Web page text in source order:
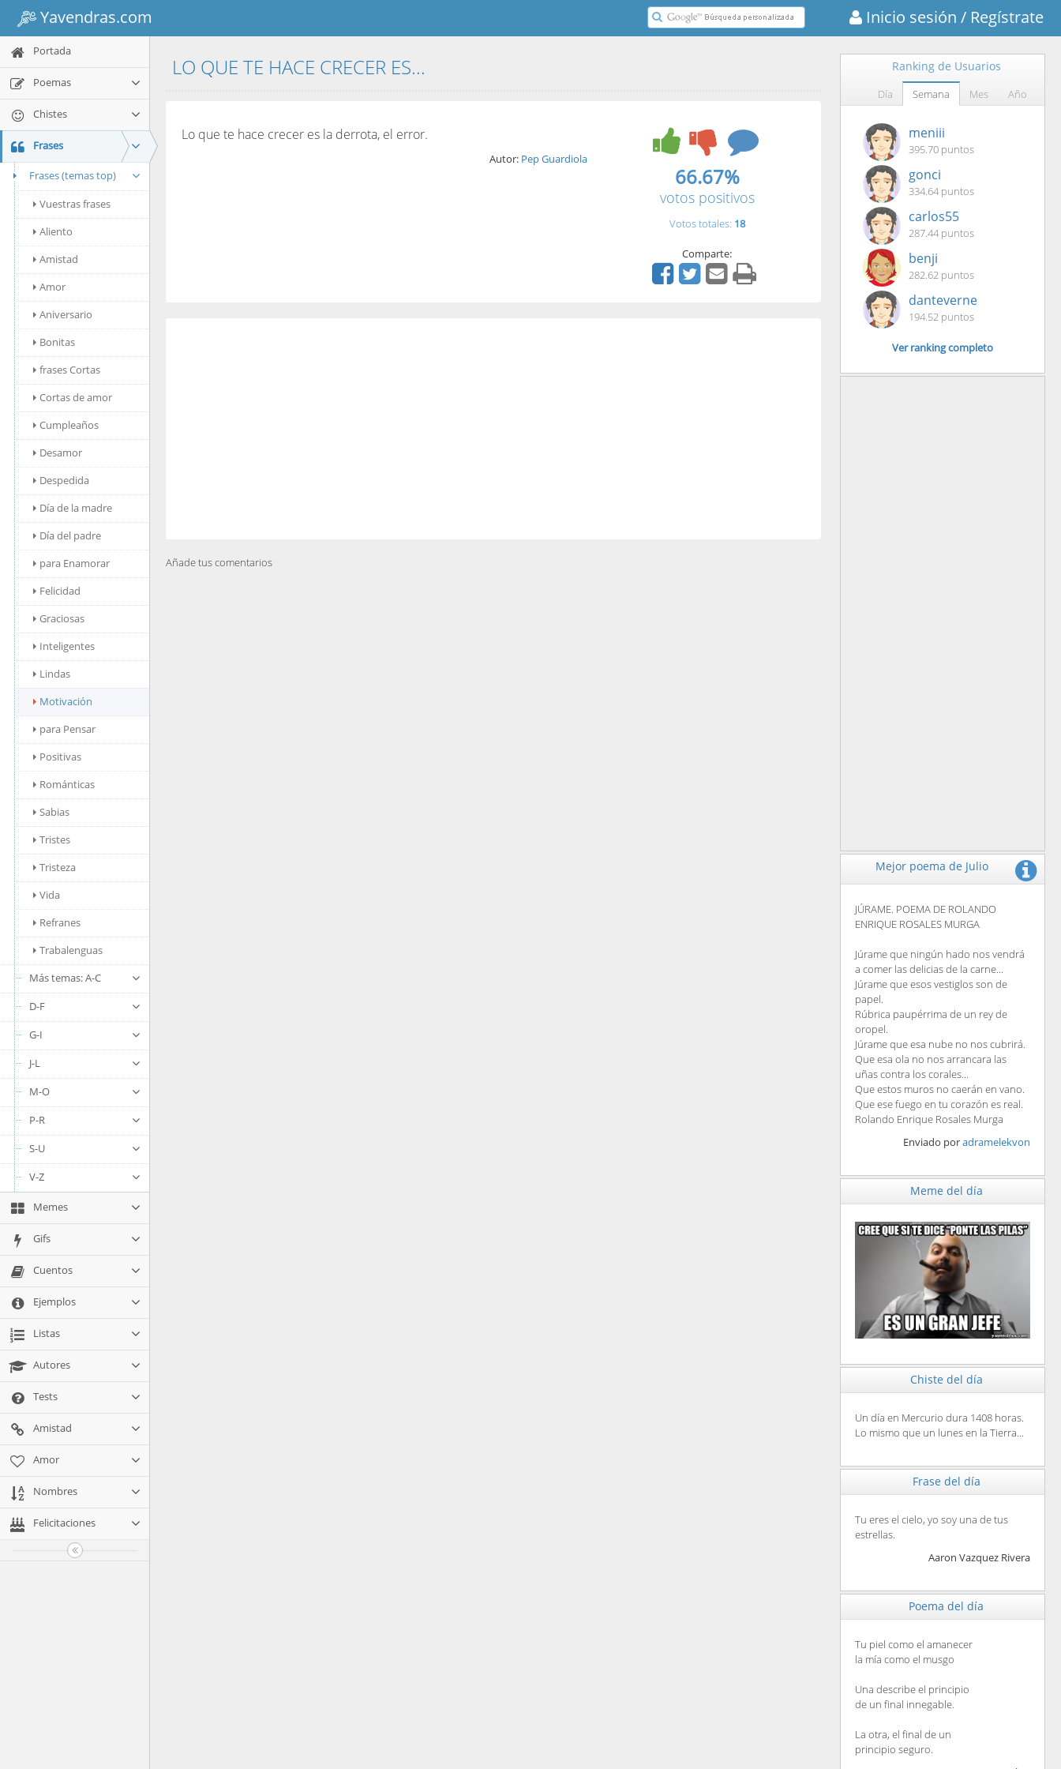
Yavendras.com Inicio sesión / Regístrate
Portada
Poemas
Chistes
Frases
Frases (temas top)
Vuestras frases
Aliento
Amistad
Amor
Aniversario
Bonitas
frases Cortas
Cortas de amor
Cumpleaños
Desamor
Despedida
Día de la madre
Día del padre
para Enamorar
Felicidad
Graciosas
Inteligentes
Lindas
Motivación
para Pensar
Positivas
Románticas
Sabias
Tristes
Tristeza
Vida
Refranes
Trabalenguas
Más temas: A-C
D-F
G-I
J-L
M-O
P-R
S-U
V-Z
Memes
Gifs
Cuentos
Ejemplos
Listas
Autores
Tests
Amistad
Amor
Nombres
Felicitaciones
LO QUE TE HACE CRECER ES...
Lo que te hace crecer es la derrota, el error.
Autor: Pep Guardiola
66.67%
votos positivos
Votos totales: 18
Comparte:
Añade tus comentarios
Ranking de Usuarios
Día Semana Mes Año
meniii
395.70 puntos
gonci
334.64 puntos
carlos55
287.44 puntos
benji
282.62 puntos
danteverne
194.52 puntos
Ver ranking completo
Mejor poema de Julio
JÚRAME. POEMA DE ROLANDO
ENRIQUE ROSALES MURGA
Júrame que ningún hado nos vendrá
a comer las delicias de la carne...
Júrame que esos vestiglos son de
papel.
Rúbrica paupérrima de un rey de
oropel.
Júrame que esa nube no nos cubrirá.
Que esa ola no nos arrancara las
uñas contra los corales...
Que estos muros no caerán en vano.
Que ese fuego en tu corazón es real.
Rolando Enrique Rosales Murga
Enviado poradramelekvon
Meme del día
Chiste del día
Un día en Mercurio dura 1408 horas.
Lo mismo que un lunes en la Tierra...
Frase del día
Tu eres el cielo, yo soy una de tus
estrellas.
Aaron Vazquez Rivera
Poema del día
Tu piel como el amanecer
la mía como el musgo
Una describe el principio
de un final innegable.
La otra, el final de un
principio seguro.